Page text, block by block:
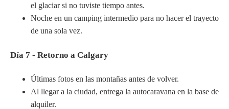
el glaciar si no tuviste tiempo antes.
Noche en un camping intermedio para no hacer el trayecto
de una sola vez.
Día 7 - Retorno a Calgary
Últimas fotos en las montañas antes de volver.
Al llegar a la ciudad, entrega la autocaravana en la base de
alquiler.